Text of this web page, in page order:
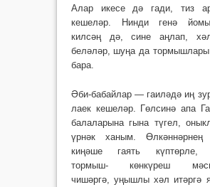
Алар икесе дә гади, тиз
кешеләр. Нинди генә
килсәң дә, сине аңлап,
беләләр, шуңа да тормышлары
бара.
Әби-бабайлар — гаиләдә иң
лаек кешеләр. Гөлсинә апа
балаларына гына түгел,
үрнәк ханым. Өлкәннәрнең
киңәше гаять күптөрле,
тормыш- көн­күреш
чишәргә, уңышлы хәл итәргә